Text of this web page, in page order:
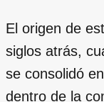
El origen de
siglos atrás,
se consolidó
dentro de la